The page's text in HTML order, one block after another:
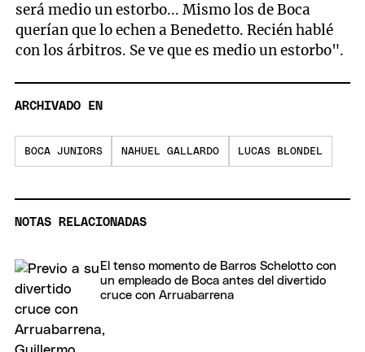
será medio un estorbo... Mismo los de Boca
querían que lo echen a Benedetto. Recién hablé
con los árbitros. Se ve que es medio un estorbo".
ARCHIVADO EN
BOCA JUNIORS NAHUEL GALLARDO LUCAS BLONDEL
NOTAS RELACIONADAS
El tenso momento de Barros Schelotto con
un empleado de Boca antes del divertido
cruce con Arruabarrena